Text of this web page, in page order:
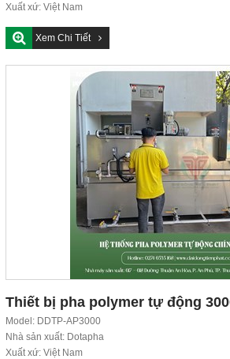
Xuất xứ: Việt Nam
Xem Chi Tiết
Thiết bị pha polymer tự động
Model: DDTP-AP3000
Nhà sản xuất: Dotapha
Xuất xứ: Việt Nam